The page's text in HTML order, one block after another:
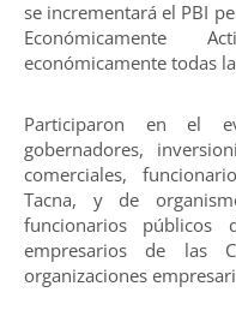
se incrementará el PBI
Económicamente
económicamente todas
Participaron en el
gobernadores,
comerciales,
Tacna, y de
funcionarios públicos
empresarios de las
organizaciones